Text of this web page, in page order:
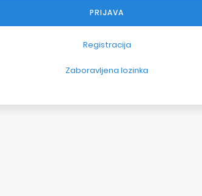
Registracija
Zaboravljena lozinka